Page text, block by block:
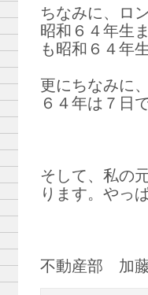
ちなみに、ロ
昭和６４年生
も昭和６４年
更にちなみに
６４年は７日
そして、私の
ります。やっ
不動産部 加